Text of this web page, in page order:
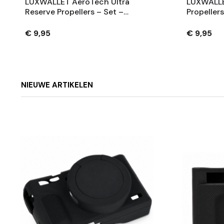
Reserve Propellers – Set –
€ 9,95
€ 9,95
NIEUWE ARTIKELEN